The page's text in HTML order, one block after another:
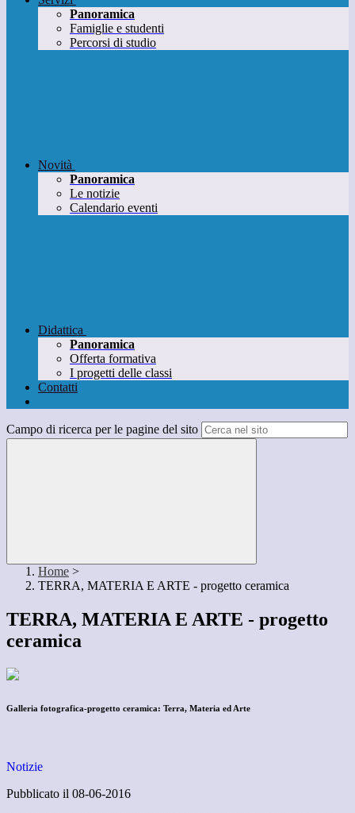
Panoramica
Famiglie e studenti
Percorsi di studio
Novità
Panoramica
Le notizie
Calendario eventi
Didattica
Panoramica
Offerta formativa
I progetti delle classi
Contatti
Campo di ricerca per le pagine del sito
Home >
TERRA, MATERIA E ARTE - progetto ceramica
TERRA, MATERIA E ARTE - progetto
ceramica
Galleria fotografica-progetto ceramica: Terra, Materia ed Arte
Notizie
Pubblicato il 08-06-2016